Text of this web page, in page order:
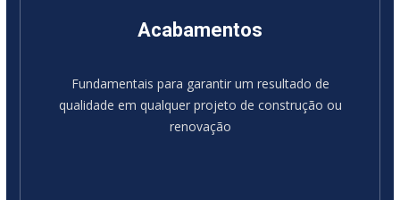
Acabamentos
Fundamentais para garantir um resultado de
qualidade em qualquer projeto de construção ou
renovação